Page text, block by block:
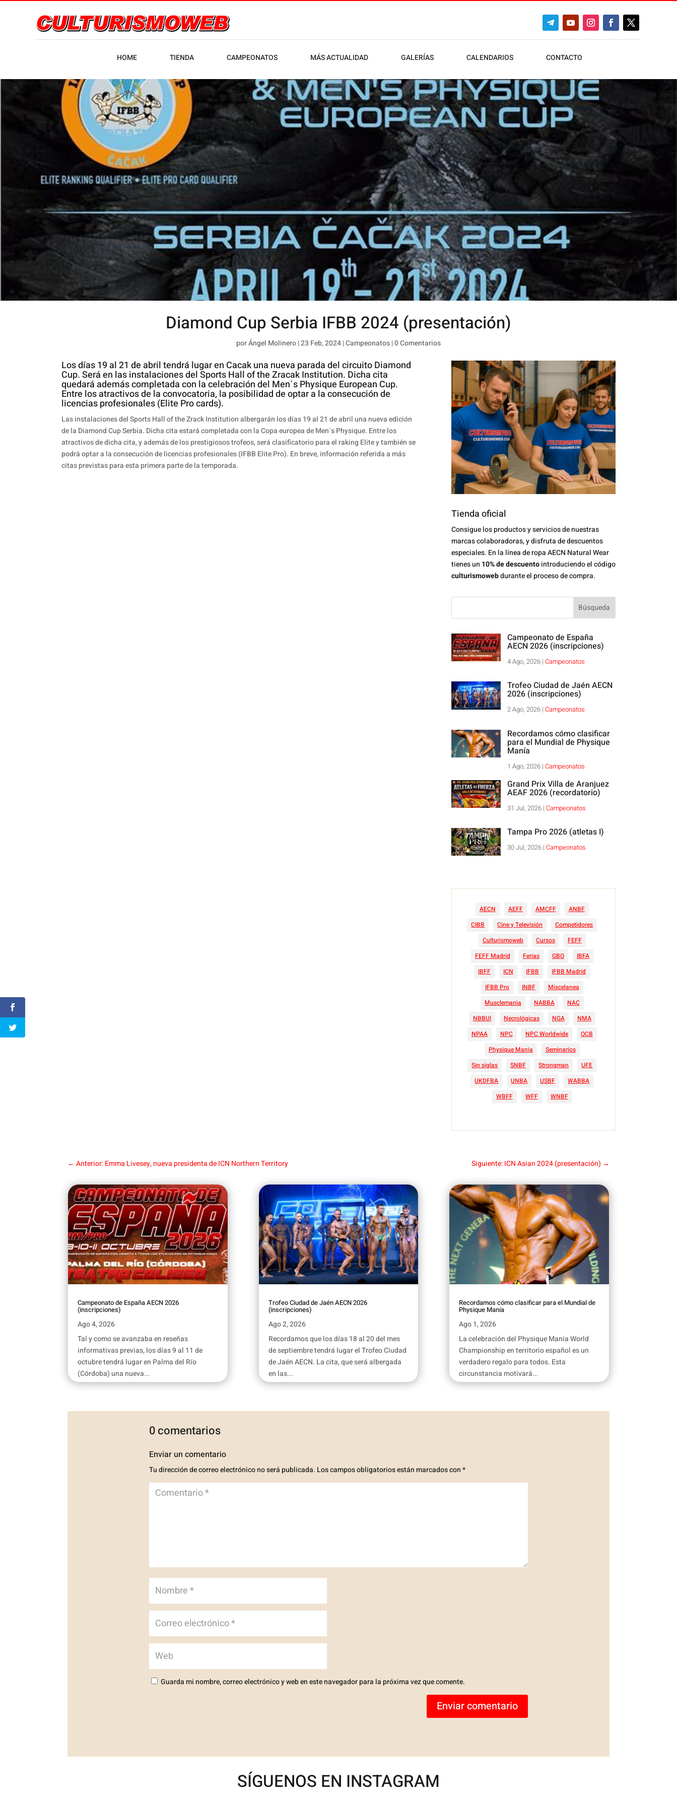
HOME TIENDA CAMPEONATOS MÁS ACTUALIDAD GALERÍAS CALENDARIOS CONTACTO
Diamond Cup Serbia IFBB 2024 (presentación)
porÁngel Molinero|23 Feb, 2024|Campeonatos|0 Comentarios
Los días 19 al 21 de abril tendrá lugar en Cacak una nueva parada del circuito Diamond
Cup. Será en las instalaciones del Sports Hall of the Zracak Institution. Dicha cita
quedará además completada con la celebración del Men´s Physique European Cup.
Entre los atractivos de la convocatoria, la posibilidad de optar a la consecución de
licencias profesionales (Elite Pro cards).
Las instalaciones del Sports Hall of the Zrack Institution albergarán los días 19 al 21 de abril una nueva edición
de la Diamond Cup Serbia. Dicha cita estará completada con la Copa europea de Men´s Physique. Entre los
atractivos de dicha cita, y además de los prestigiosos trofeos, será clasificatorio para el raking Elite y también se
podrá optar a la consecución de licencias profesionales (IFBB Elite Pro). En breve, información referida a más
citas previstas para esta primera parte de la temporada.
Tienda oficial
Consigue los productos y servicios de nuestras
marcas colaboradoras, y disfruta de descuentos
especiales. En la línea de ropa AECN Natural Wear
tienes un 10% de descuentointroduciendo el código
culturismowebdurante el proceso de compra.
Campeonato de España
AECN 2026 (inscripciones)
4 Ago, 2026| Campeonatos
Trofeo Ciudad de Jaén AECN
2026 (inscripciones)
2 Ago, 2026| Campeonatos
Recordamos cómo clasificar
para el Mundial de Physique
Manía
1 Ago, 2026| Campeonatos
Grand Prix Villa de Aranjuez
AEAF 2026 (recordatorio)
31 Jul, 2026| Campeonatos
Tampa Pro 2026 (atletas I)
30 Jul, 2026| Campeonatos
AECN AEFF AMCFF
ANBF
CIBB
Cine y Televisión
Competidores
Culturismoweb
Cursos
FEFF
FEFF Madrid
Ferias GBO
IBFA
IBFF
ICN IFBB
IFBB Madrid
IFBB Pro
INBF
Miscelanea
Musclemania
NABBA
NAC
NBBUI
Necrológicas NGA
NMA
NPAA
NPC NPC Worldwide
OCB
Physique Mania
Seminarios
Sin siglas
SNBF Strongman
UFE
UKDFBA
UNBA USBF
WABBA
WBFF
WFF WNBF
←Anterior: Emma Livesey, nueva presidenta de ICN Northern Territory Siguiente: ICN Asian 2024 (presentación) →
Campeonato de España AECN 2026
(inscripciones)
Ago 4, 2026
Tal y como se avanzaba en reseñas
informativas previas, los días 9 al 11 de
octubre tendrá lugar en Palma del Río
(Córdoba) una nueva...
Trofeo Ciudad de Jaén AECN 2026
(inscripciones)
Ago 2, 2026
Recordamos que los días 18 al 20 del mes
de septiembre tendrá lugar el Trofeo Ciudad
de Jaén AECN. La cita, que será albergada
en las...
Recordamos cómo clasificar para el Mundial de
Physique Manía
Ago 1, 2026
La celebración del Physique Mania World
Championship en territorio español es un
verdadero regalo para todos. Esta
circunstancia motivará...
0 comentarios
Enviar un comentario
Tu dirección de correo electrónico no será publicada. Los campos obligatorios están marcados con*
Guarda mi nombre, correo electrónico y web en este navegador para la próxima vez que comente.
Enviar comentario
SÍGUENOS EN INSTAGRAM